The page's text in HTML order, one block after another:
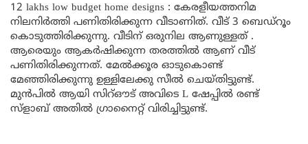
12 lakhs low budget home designs : കേരളീയത്തനിമ
നിലനിർത്തി പണിതിരിക്കുന്ന വീടാണിത്. വീട് 3 ബെഡ്‌റൂം
കൊടുത്തിരിക്കുന്നു. വീടിന് ഒരുനില ആണുള്ളത് .
ആരെയും ആകർഷിക്കുന്ന തരത്തിൽ ആണ് വീട്
പണിതിരിക്കുന്നത്. മേൽക്കൂര ഓടുകൊണ്ട്
മേഞ്ഞിരിക്കുന്നു ഉള്ളിലേക്കു സീൽ ചെയ്തിട്ടുണ്ട്.
മുൻപിൽ ആയി സിറ്ഔട് അവിടെ L ഷേപ്പിൽ രണ്ട്
സ്ളാബ് അതിൽ ഗ്രാനൈറ്റ് വിരിച്ചിട്ടുണ്ട്.